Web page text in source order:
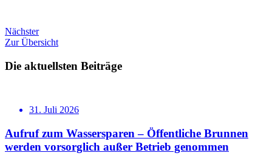
Nächster
Zur Übersicht
Die aktuellsten Beiträge
31. Juli 2026
Aufruf zum Wassersparen – Öffentliche Brunnen
werden vorsorglich außer Betrieb genommen